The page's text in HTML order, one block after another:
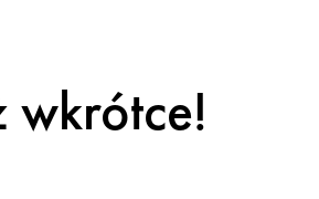
wkrótce!